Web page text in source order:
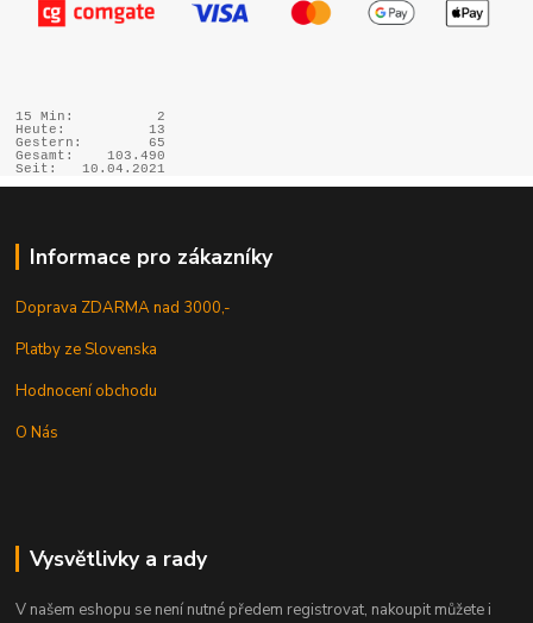
15 Min:
2
Heute:
13
Gestern:
65
Gesamt:
103.490
Seit:
10.04.2021
Informace pro zákazníky
Doprava ZDARMA nad 3000,-
Platby ze Slovenska
Hodnocení obchodu
O Nás
Vysvětlivky a rady
V našem eshopu se není nutné předem registrovat, nakoupit můžete i